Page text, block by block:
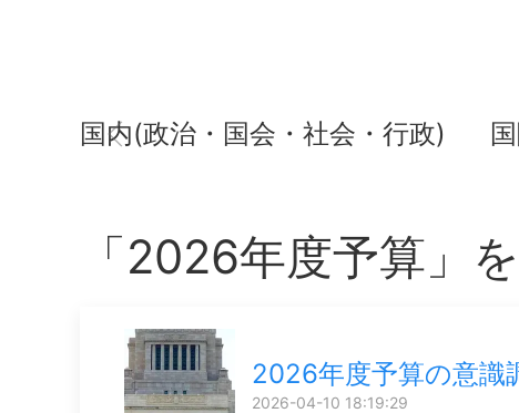
国内(政治・国会・社会・行政)
「2026年度予算」
2026年度予算の意識
2026-04-10 18:19:29